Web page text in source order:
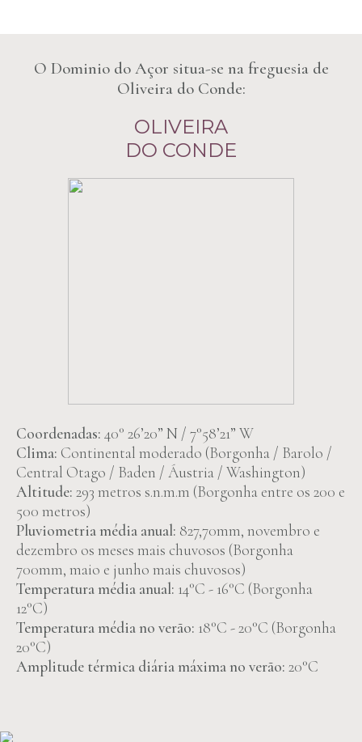
O Dominio do Açor situa-se na freguesia de
Oliveira do Conde:
OLIVEIRA
DO CONDE
Coordenadas: 40° 26’20” N / 7°58’21” W
Clima: Continental moderado (Borgonha / Barolo /
Central Otago / Baden / Áustria / Washington)
Altitude: 293 metros s.n.m.m (Borgonha entre os 200 e
500 metros)
Pluviometria média anual: 827,70mm, novembro e
dezembro os meses mais chuvosos (Borgonha
700mm, maio e junho mais chuvosos)
Temperatura média anual: 14°C - 16°C (Borgonha
12°C)
Temperatura média no verão: 18°C - 20°C (Borgonha
20°C)
Amplitude térmica diária máxima no verão: 20°C